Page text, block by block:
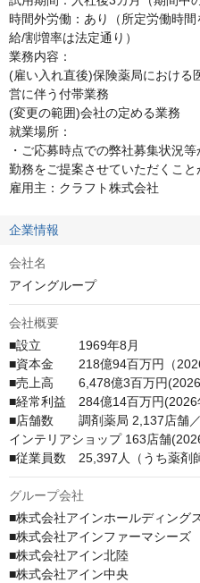
時間外労働：あり（所定労働時
給/割増率は法定通り）
業務内容：
(雇い入れ直後)保険薬局における
営に伴う付帯業務
(変更の範囲)会社の定める業務
就業場所：
・ご応募時点での弊社募集状況
勤務をご提案させていただくこと
雇用主：クラフト株式会社
企業情報
会社名
アイングループ
会社概要
■設立　　　1969年8月
■資本金　　218億94百万円（
■売上高　　6,478億3百万円
■経常利益　284億14百万円(2026
■店舗数　　調剤薬局 2,137店舗
インテリアショップ 163店舗
■従業員数　25,397人（うち薬剤
グループ会社
■株式会社アインホールディング
■株式会社アインファーマシーズ
■株式会社アイン北陸
■株式会社アイン中央